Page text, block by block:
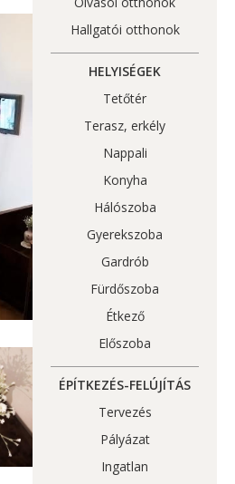
Hallgatói otthonok
HELYISÉGEK
Tetőtér
Terasz, erkély
Nappali
Konyha
Hálószoba
Gyerekszoba
Gardrób
Fürdőszoba
Étkező
Előszoba
ÉPÍTKEZÉS-FELÚJÍTÁS
Tervezés
Pályázat
Ingatlan